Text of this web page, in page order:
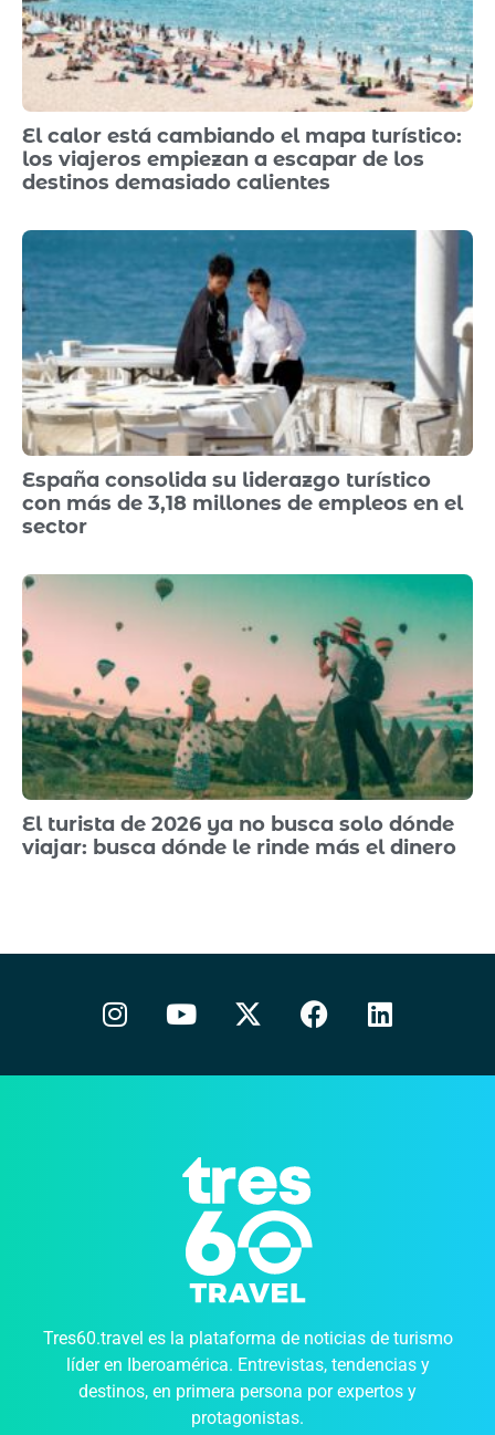
El calor está cambiando el mapa turístico:
los viajeros empiezan a escapar de los
destinos demasiado calientes
España consolida su liderazgo turístico
con más de 3,18 millones de empleos en el
sector
El turista de 2026 ya no busca solo dónde
viajar: busca dónde le rinde más el dinero
Tres60.travel es la plataforma de noticias de turismo
líder en Iberoamérica. Entrevistas, tendencias y
destinos, en primera persona por expertos y
protagonistas.